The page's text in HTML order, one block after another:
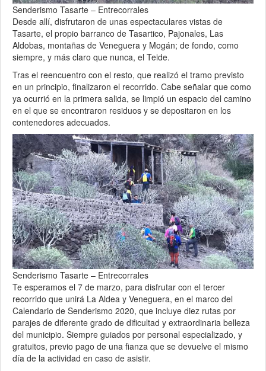
Senderismo Tasarte – Entrecorrales
Desde allí, disfrutaron de unas espectaculares vistas de
Tasarte, el propio barranco de Tasartico, Pajonales, Las
Aldobas, montañas de Veneguera y Mogán; de fondo, como
siempre, y más claro que nunca, el Teide.
Tras el reencuentro con el resto, que realizó el tramo previsto
en un principio, finalizaron el recorrido. Cabe señalar que como
ya ocurrió en la primera salida, se limpió un espacio del camino
en el que se encontraron residuos y se depositaron en los
contenedores adecuados.
Senderismo Tasarte – Entrecorrales
Te esperamos el 7 de marzo, para disfrutar con el tercer
recorrido que unirá La Aldea y Veneguera, en el marco del
Calendario de Senderismo 2020, que incluye diez rutas por
parajes de diferente grado de dificultad y extraordinaria belleza
del municipio. Siempre guiados por personal especializado, y
gratuitos, previo pago de una fianza que se devuelve el mismo
día de la actividad en caso de asistir.